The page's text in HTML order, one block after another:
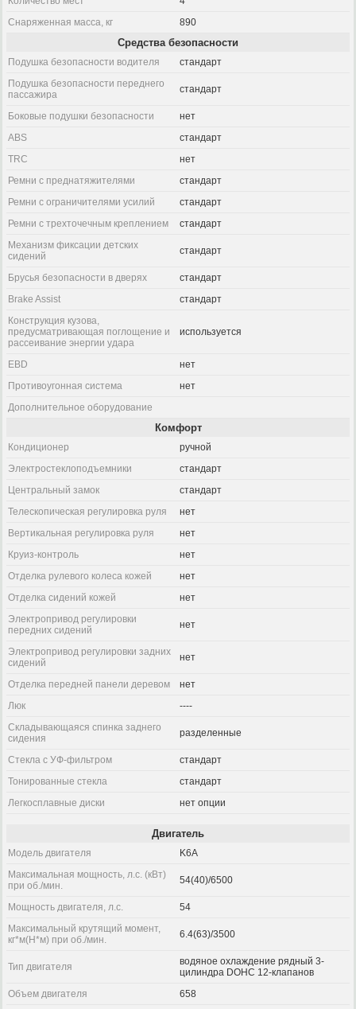
Снаряженная масса, кг
890
Средства безопасности
Подушка безопасности водителя
стандарт
Подушка безопасности переднего
пассажира
стандарт
Боковые подушки безопасности
нет
ABS
стандарт
TRC
нет
Ремни с преднатяжителями
стандарт
Ремни с ограничителями усилий
стандарт
Ремни с трехточечным креплением
стандарт
Механизм фиксации детских
сидений
стандарт
Брусья безопасности в дверях
стандарт
Brake Assist
стандарт
Конструкция кузова,
предусматривающая поглощение и
рассеивание энергии удара
используется
EBD
нет
Противоугонная система
нет
Дополнительное оборудование
Комфорт
Кондиционер
ручной
Электростеклоподъемники
стандарт
Центральный замок
стандарт
Телескопическая регулировка руля
нет
Вертикальная регулировка руля
нет
Круиз-контроль
нет
Отделка рулевого колеса кожей
нет
Отделка сидений кожей
нет
Электропривод регулировки
передних сидений
нет
Электропривод регулировки задних
сидений
нет
Отделка передней панели деревом
нет
Люк
----
Складывающаяся спинка заднего
сидения
разделенные
Стекла с УФ-фильтром
стандарт
Тонированные стекла
стандарт
Легкосплавные диски
нет опции
Двигатель
Модель двигателя
K6A
Максимальная мощность, л.с. (кВт)
при об./мин.
54(40)/6500
Мощность двигателя, л.с.
54
Максимальный крутящий момент,
кг*м(Н*м) при об./мин.
6.4(63)/3500
Тип двигателя
водяное охлаждение рядный 3-
цилиндра DOHC 12-клапанов
Объем двигателя
658